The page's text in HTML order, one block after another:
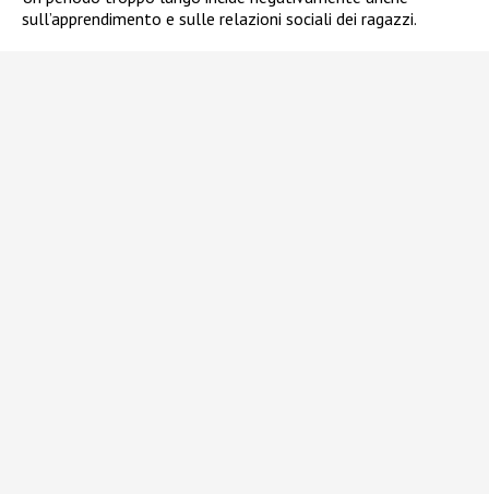
sull’apprendimento e sulle relazioni sociali dei ragazzi.